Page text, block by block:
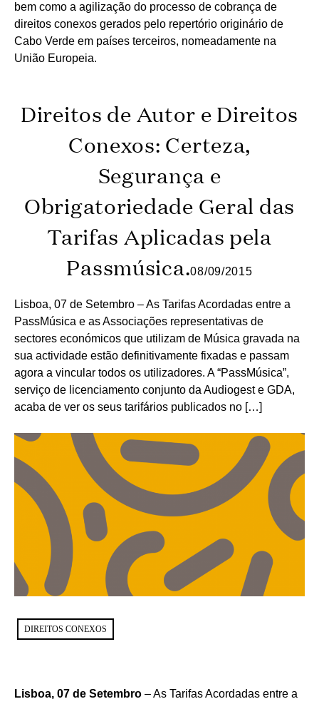
bem como a agilização do processo de cobrança de
direitos conexos gerados pelo repertório originário de
Cabo Verde em países terceiros, nomeadamente na
União Europeia.
Direitos de Autor e Direitos
Conexos: Certeza,
Segurança e
Obrigatoriedade Geral das
Tarifas Aplicadas pela
Passmúsica.08/09/2015
Lisboa, 07 de Setembro – As Tarifas Acordadas entre a
PassMúsica e as Associações representativas de
sectores económicos que utilizam de Música gravada na
sua actividade estão definitivamente fixadas e passam
agora a vincular todos os utilizadores. A “PassMúsica”,
serviço de licenciamento conjunto da Audiogest e GDA,
acaba de ver os seus tarifários publicados no […]
DIREITOS CONEXOS
Lisboa, 07 de Setembro – As Tarifas Acordadas entre a